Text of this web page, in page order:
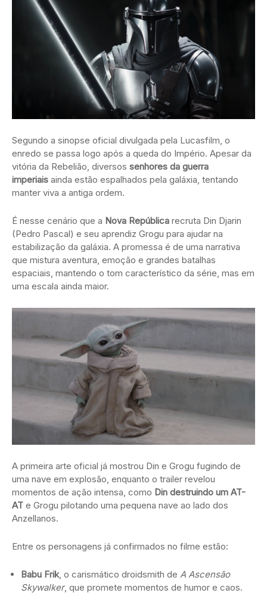
Segundo a sinopse oficial divulgada pela Lucasfilm, o
enredo se passa logo após a queda do Império. Apesar da
vitória da Rebelião, diversos senhores da guerra
imperiais ainda estão espalhados pela galáxia, tentando
manter viva a antiga ordem.
É nesse cenário que a Nova República recruta Din Djarin
(Pedro Pascal) e seu aprendiz Grogu para ajudar na
estabilização da galáxia. A promessa é de uma narrativa
que mistura aventura, emoção e grandes batalhas
espaciais, mantendo o tom característico da série, mas em
uma escala ainda maior.
A primeira arte oficial já mostrou Din e Grogu fugindo de
uma nave em explosão, enquanto o trailer revelou
momentos de ação intensa, como Din destruindo um AT-
AT e Grogu pilotando uma pequena nave ao lado dos
Anzellanos.
Entre os personagens já confirmados no filme estão:
Babu Frik, o carismático droidsmith de A Ascensão
Skywalker, que promete momentos de humor e caos.